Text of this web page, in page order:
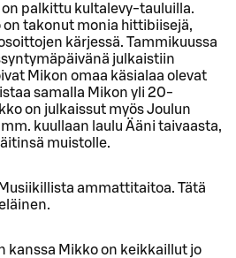
palkittu kultalevy-tauluilla.
on takonut monia hittibiisejä,
kärjessä. Tammikuussa
julkaistiin
Mikon omaa käsialaa olevat
samalla Mikon yli 20-
on julkaissut myös Joulun
kuullaan laulu Ääni taivaasta,
muistolle.
ammattitaitoa. Tätä
kanssa Mikko on keikkaillut jo